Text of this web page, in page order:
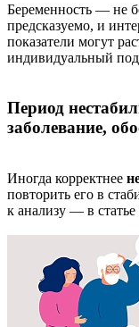
Беременность — не
предсказуемо, и
показатели могут
индивидуальный
Период
заболевание,
Иногда корректнее
повторить его в
к анализу — в статье